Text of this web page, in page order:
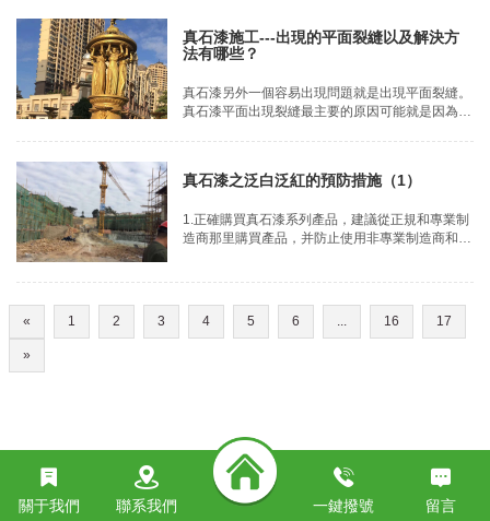
陽角的涂膜出現裂紋。
真石漆施工---出現的平面裂縫以及解決方
法有哪些？
真石漆另外一個容易出現問題就是出現平面裂縫。
真石漆平面出現裂縫最主要的原因可能就是因為我
真石漆之泛白泛紅的預防措施（1）
1.正確購買真石漆系列產品，建議從正規和專業制
造商那里購買產品，并防止使用非專業制造商和低
« 1 2 3 4 5 6 ... 16 17
»
關于我們 聯系我們 一鍵撥號
留言